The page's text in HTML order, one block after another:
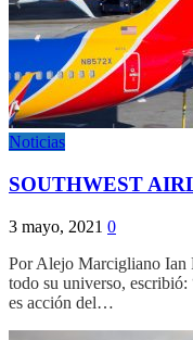
Noticias
SOUTHWEST
3 mayo, 2021 0
Por Alejo Marcigliano Ian
todo su universo, escribió:
es acción del…